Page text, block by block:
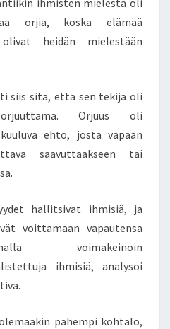
ihmisten mielestä oli
orjia, koska elämää
heidän mielestään
siis sitä, että sen tekijä oli
orjuuttama. Orjuus oli
ehto, josta vapaan
saavuttaakseen tai
hallitsivat ihmisiä, ja
voittamaan vapautensa
voimakeinoin
ihmisiä, analysoi
pahempi kohtalo,